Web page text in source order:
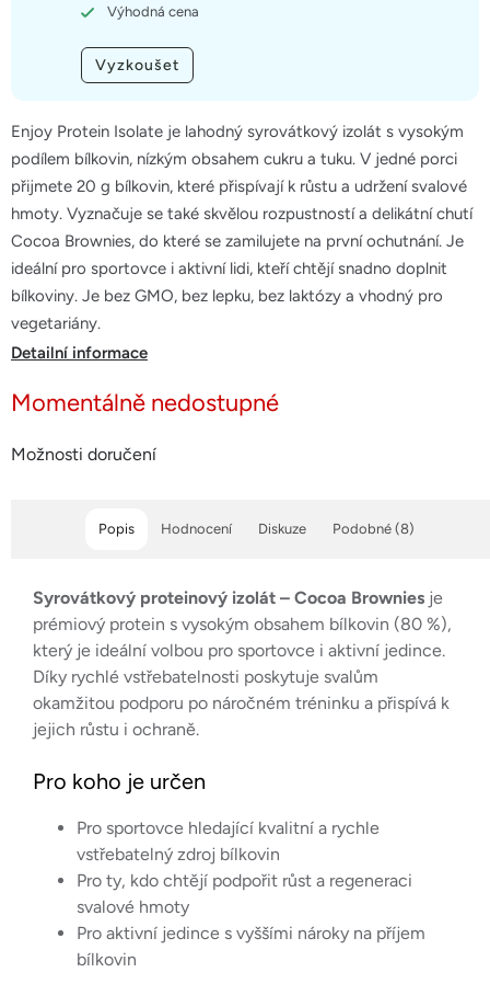
Momentálně nedostupné
Možnosti doručení
Enjoy Protein Isolate je lahodný syrovátkový izolát s vysokým
podílem bílkovin, nízkým obsahem cukru a tuku. V jedné porci
přijmete 20 g bílkovin, které přispívají k růstu a udržení svalové
hmoty. Vyznačuje se také skvělou rozpustností a delikátní chutí
Cocoa Brownies, do které se zamilujete na první ochutnání. Je
ideální pro sportovce i aktivní lidi, kteří chtějí snadno doplnit
bílkoviny. Je bez GMO, bez lepku, bez laktózy a vhodný pro
vegetariány.
Výhodná cena
Vyzkoušet
Detailní informace
Popis Podobné (8)
Hodnocení Diskuze
Syrovátkový proteinový izolát – Cocoa Brownies je
prémiový protein s vysokým obsahem bílkovin (80 %),
který je ideální volbou pro sportovce i aktivní jedince.
Díky rychlé vstřebatelnosti poskytuje svalům
okamžitou podporu po náročném tréninku a přispívá k
jejich růstu i ochraně.
Pro koho je určen
Pro sportovce hledající kvalitní a rychle
vstřebatelný zdroj bílkovin
Pro ty, kdo chtějí podpořit růst a regeneraci
svalové hmoty
Pro aktivní jedince s vyššími nároky na příjem
bílkovin